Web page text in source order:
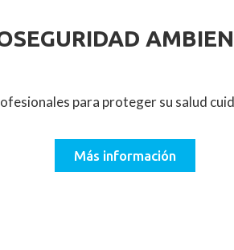
para proteger su salud
Más información